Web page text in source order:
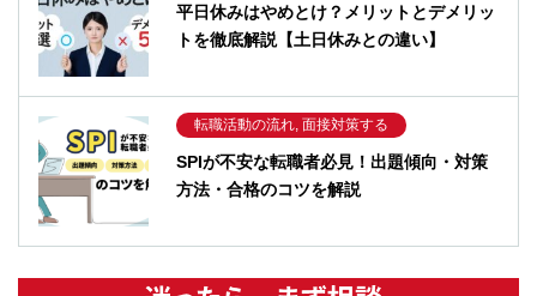
平日休みはやめとけ？メリットとデメリッ
トを徹底解説【土日休みとの違い】
転職活動の流れ, 面接対策する
SPIが不安な転職者必見！出題傾向・対策
方法・合格のコツを解説